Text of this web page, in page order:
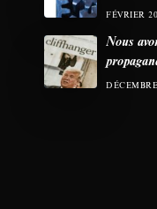
FÉVRIER
Nous